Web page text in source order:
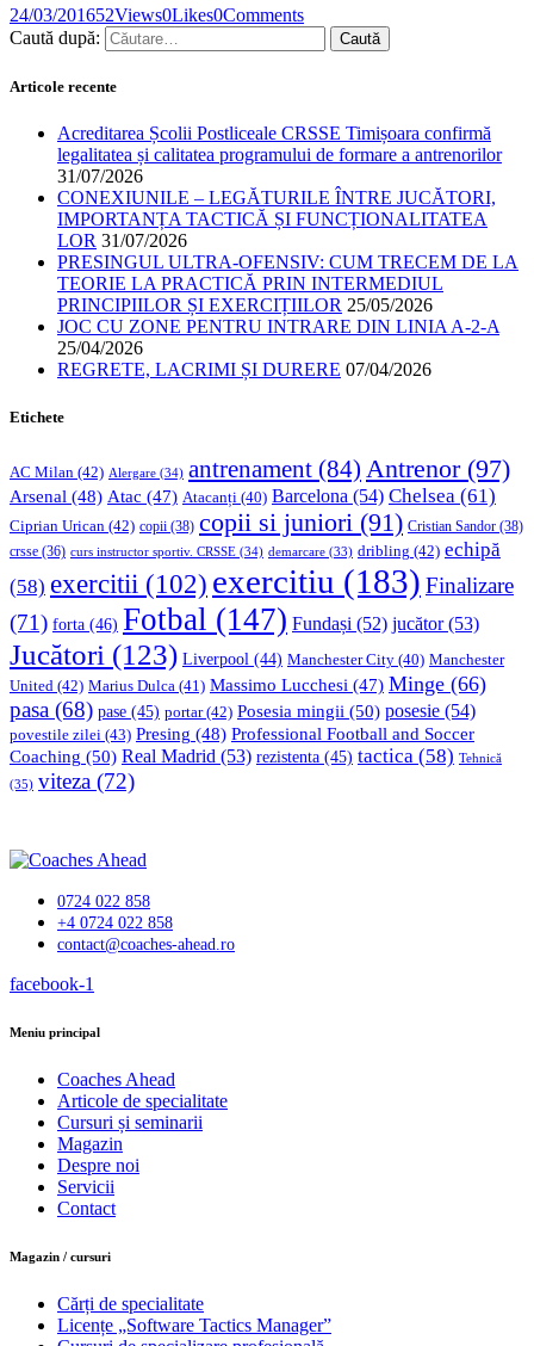
24/03/201652Views0Likes0Comments
Caută după:
Articole recente
Acreditarea Școlii Postliceale CRSSE Timișoara confirmă
legalitatea și calitatea programului de formare a antrenorilor
31/07/2026
CONEXIUNILE – LEGĂTURILE ÎNTRE JUCĂTORI,
IMPORTANȚA TACTICĂ ȘI FUNCȚIONALITATEA
LOR 31/07/2026
PRESINGUL ULTRA-OFENSIV: CUM TRECEM DE LA
TEORIE LA PRACTICĂ PRIN INTERMEDIUL
PRINCIPIILOR ȘI EXERCIȚIILOR 25/05/2026
JOC CU ZONE PENTRU INTRARE DIN LINIA A-2-A
25/04/2026
REGRETE, LACRIMI ȘI DURERE 07/04/2026
Etichete
AC Milan (42) Alergare (34) antrenament (84) Antrenor(97)
Arsenal (48) Atac (47) Atacanți (40) Barcelona (54) Chelsea (61)
Ciprian Urican (42) copii (38) copii si juniori (91) Cristian Sandor (38)
crsse (36) curs instructor sportiv. CRSSE (34) demarcare (33) dribling (42) echipă
(58) exercitii (102) exercitiu (183) Finalizare
(71) forta (46) Fotbal (147) Fundași (52) jucător(53)
Jucători (123) Liverpool (44) Manchester City (40) Manchester
United (42) Marius Dulca (41) Massimo Lucchesi (47) Minge (66)
pasa (68) pase (45) portar(42) Posesia mingii (50) posesie (54)
povestile zilei (43) Presing (48) Professional Football and Soccer
Coaching (50) Real Madrid (53) rezistenta (45) tactica (58) Tehnică
(35) viteza (72)
0724 022 858
+4 0724 022 858
contact@coaches-ahead.ro
facebook-1
Meniu principal
Coaches Ahead
Articole de specialitate
Cursuri și seminarii
Magazin
Despre noi
Servicii
Contact
Magazin / cursuri
Cărți de specialitate
Licențe „Software Tactics Manager”